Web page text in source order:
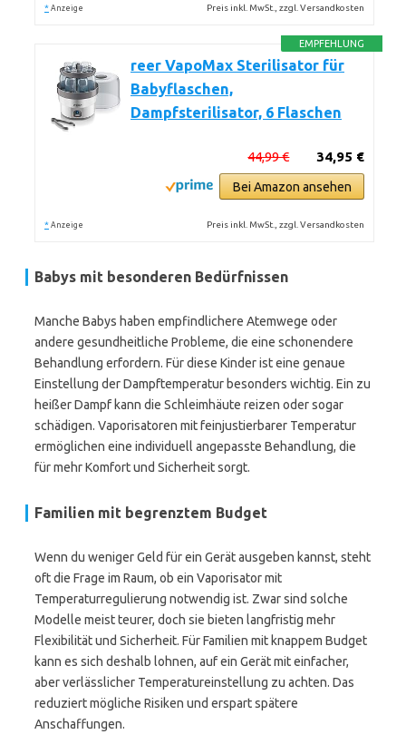
* Anzeige Preis inkl. MwSt., zzgl. Versandkosten
EMPFEHLUNG
reer VapoMax Sterilisator für
Babyflaschen,
Dampfsterilisator, 6 Flaschen
34,95 €
44,99 €
Bei Amazon ansehen
* Anzeige Preis inkl. MwSt., zzgl. Versandkosten
Babys mit besonderen Bedürfnissen
Manche Babys haben empfindlichere Atemwege oder
andere gesundheitliche Probleme, die eine schonendere
Behandlung erfordern. Für diese Kinder ist eine genaue
Einstellung der Dampftemperatur besonders wichtig. Ein zu
heißer Dampf kann die Schleimhäute reizen oder sogar
schädigen. Vaporisatoren mit feinjustierbarer Temperatur
ermöglichen eine individuell angepasste Behandlung, die
für mehr Komfort und Sicherheit sorgt.
Familien mit begrenztem Budget
Wenn du weniger Geld für ein Gerät ausgeben kannst, steht
oft die Frage im Raum, ob ein Vaporisator mit
Temperaturregulierung notwendig ist. Zwar sind solche
Modelle meist teurer, doch sie bieten langfristig mehr
Flexibilität und Sicherheit. Für Familien mit knappem Budget
kann es sich deshalb lohnen, auf ein Gerät mit einfacher,
aber verlässlicher Temperatureinstellung zu achten. Das
reduziert mögliche Risiken und erspart spätere
Anschaffungen.